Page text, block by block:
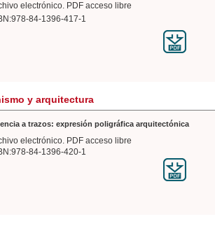
electrónico. PDF acceso libre
84-1396-417-1
y arquitectura
a trazos: expresión poligráfica arquitectónica
electrónico. PDF acceso libre
84-1396-420-1